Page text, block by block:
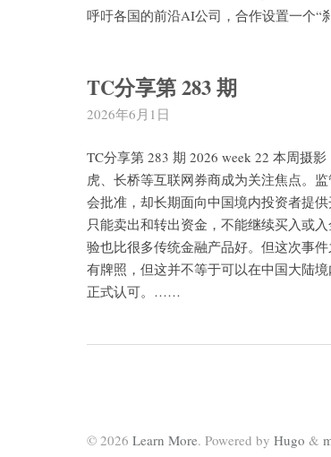
呼吁各国的前沿AI公司，合作设置一个
TC分享第 283 期
2026年6月1日
TC分享第 283 期 2026 week 22 本周摄
虎、长桥等互联网券商成为关注焦点。
会批准，却长期面向中国境内投资者提
只能卖出和转出资金，不能继续买入或
验也比很多传统金融产品好。但这次事
有牌照，但这并不等于可以在中国大陆
正式认可。……
© 2026 Learn More. Powered by Hugo &